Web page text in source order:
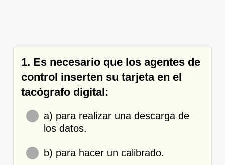
1. Es necesario que los agentes de
control inserten su tarjeta en el
tacógrafo digital:
a) para realizar una descarga de
los datos.
b) para hacer un calibrado.